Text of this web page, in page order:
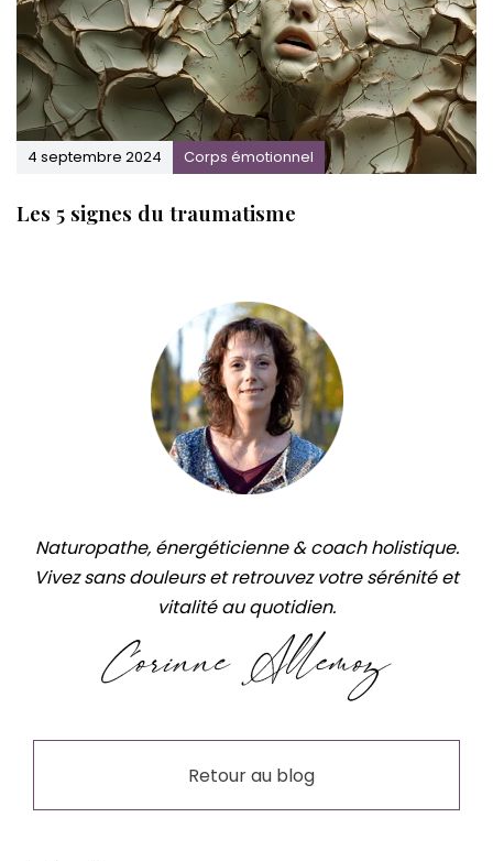
4 septembre 2024 Corps émotionnel
Les 5 signes du traumatisme
Naturopathe, énergéticienne & coach holistique.
Vivez sans douleurs et retrouvez votre sérénité et
vitalité au quotidien.
Retour au blog